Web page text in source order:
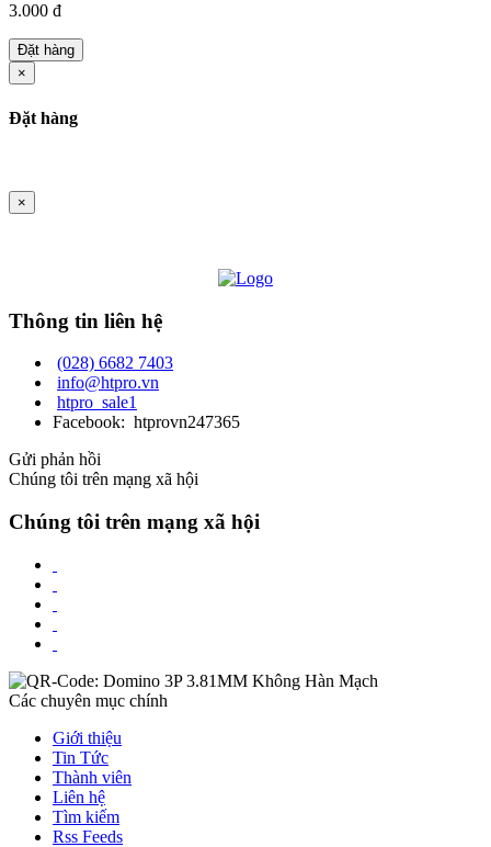
3.000 đ
Đặt hàng
×
Đặt hàng
×
Thông tin liên hệ
(028) 6682 7403
info@htpro.vn
htpro_sale1
Facebook: htprovn247365
Gửi phản hồi
Chúng tôi trên mạng xã hội
Chúng tôi trên mạng xã hội
Các chuyên mục chính
Giới thiệu
Tin Tức
Thành viên
Liên hệ
Tìm kiếm
Rss Feeds